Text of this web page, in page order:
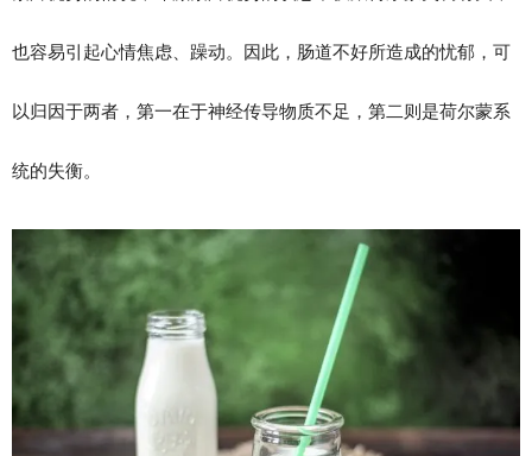
也容易引起心情焦虑、躁动。因此，肠道不好所造成的忧郁，可
以归因于两者，第一在于神经传导物质不足，第二则是荷尔蒙系
统的失衡。